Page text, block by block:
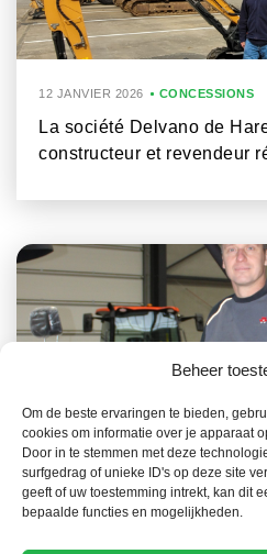
Beheer
Om de beste ervaringen te bieden,
cookies om informatie over je apparaat
Door in te stemmen met deze
surfgedrag of unieke ID's op deze site
geeft of uw toestemming intrekt, kan dit
bepaalde functies en mogelijkheden.
12 JANVIER 2026 CONCESSIONS
La société Delvano de
constructeur et revendeur
CONCESSIONS
A Bièvre, les Ets Renauld-
sur le service